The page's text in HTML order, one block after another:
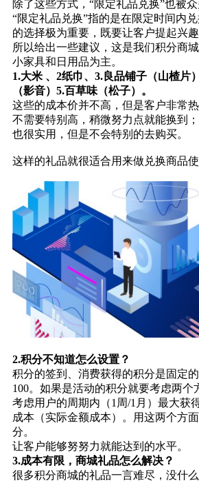
除了这些方式，“限定礼品兑换”也被众
“限定礼品兑换”指的是在限定时间内
的选择极为重要，既要让客户提起兴趣
所以给出一些建议，这是我们积分商
小家具和日用品为主。
1.大米 、2纸巾、3.良品铺子（山楂片
（影音）5.百草味（松子）。
这些的成本价并不高，但是客户非常
不需要特别高，稍微努力点就能换到
也很实用，但是不会特别的去购买。
这样的礼品就很适合用来做兑换商品使
2.积分不知道怎么设置？
积分的签到、消费获得的积分是固定的
100。如果是活动的积分就要考虑两个
考虑用户的周期内（1周/1月）最大获
成本（实际金额成本）。用这两个方
分。
让客户能够努努力就能达到的水平。
3.成本有限，商城礼品怎么解决？
很多积分商城的礼品一言难尽，没什